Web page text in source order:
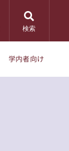
検索
学内者向け